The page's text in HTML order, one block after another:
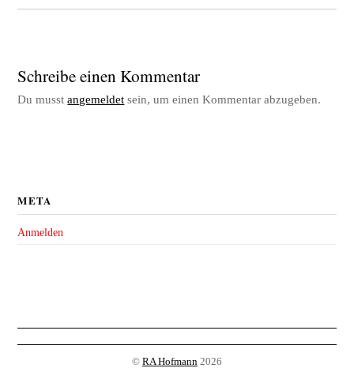
Schreibe einen Kommentar
Du musstangemeldet sein, um einen Kommentar abzugeben.
META
Anmelden
© RA Hofmann 2026